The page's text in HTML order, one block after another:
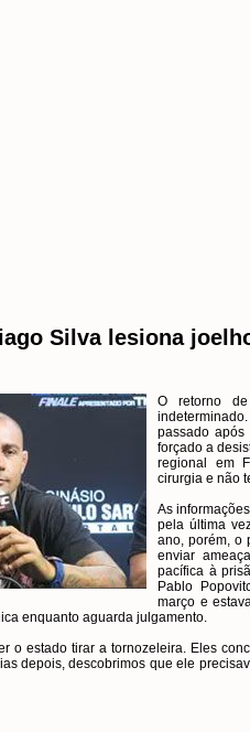
Silva lesiona
O retorno
passado
forçado a
regional em
cirurgia e não
As
pela última
ano, porém, o
enviar
pacífica à
Pablo
março e
enquanto aguarda julgamento.
o estado tirar a tornozeleira. Eles
depois, descobrimos que ele